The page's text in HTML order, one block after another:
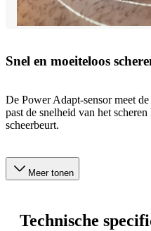
Snel en moeiteloos
De Power Adapt-sensor meet
past de snelheid van het
scheerbeurt.
Meer tonen
Technische